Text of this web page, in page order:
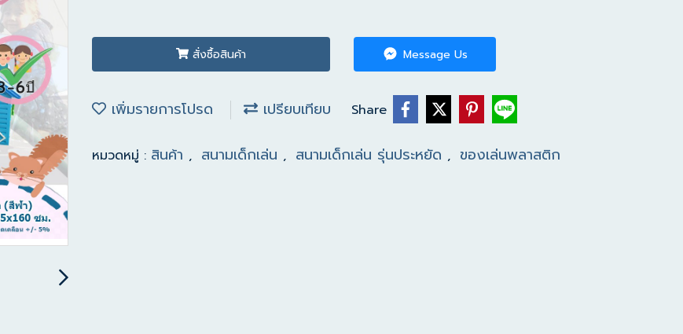
สั่งซื้อสินค้า Message Us
เพิ่มรายการโปรด เปรียบเทียบ Share
หมวดหมู่ : สินค้า , สนามเด็กเล่น , สนามเด็กเล่น รุ่นประหยัด , ของเล่นพลาสติก